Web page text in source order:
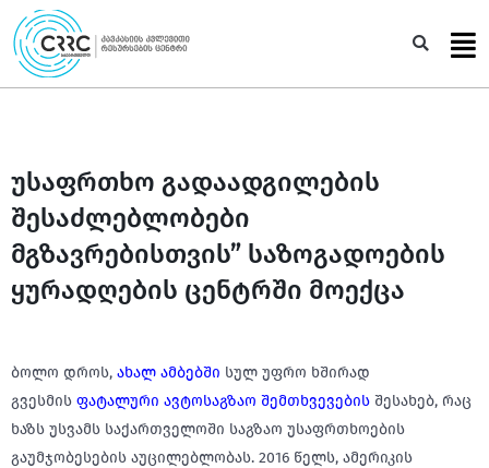
Skip
to
content
უსაფრთხო გადაადგილების
შესაძლებლობები
მგზავრებისთვის” საზოგადოების
ყურადღების ცენტრში მოექცა
ბოლო დროს, ახალ ამბებში სულ უფრო ხშირად
გვესმის ფატალური ავტოსაგზაო შემთხვევების შესახებ, რაც
ხაზს უსვამს საქართველოში საგზაო უსაფრთხოების
გაუმჯობესების აუცილებლობას. 2016 წელს, ამერიკის